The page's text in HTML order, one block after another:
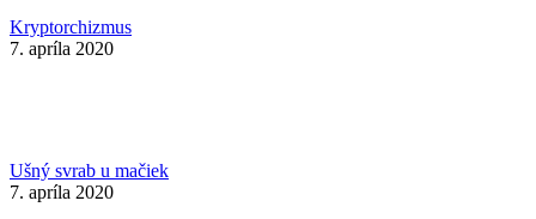
Kryptorchizmus
7. apríla 2020
Ušný svrab u mačiek
7. apríla 2020